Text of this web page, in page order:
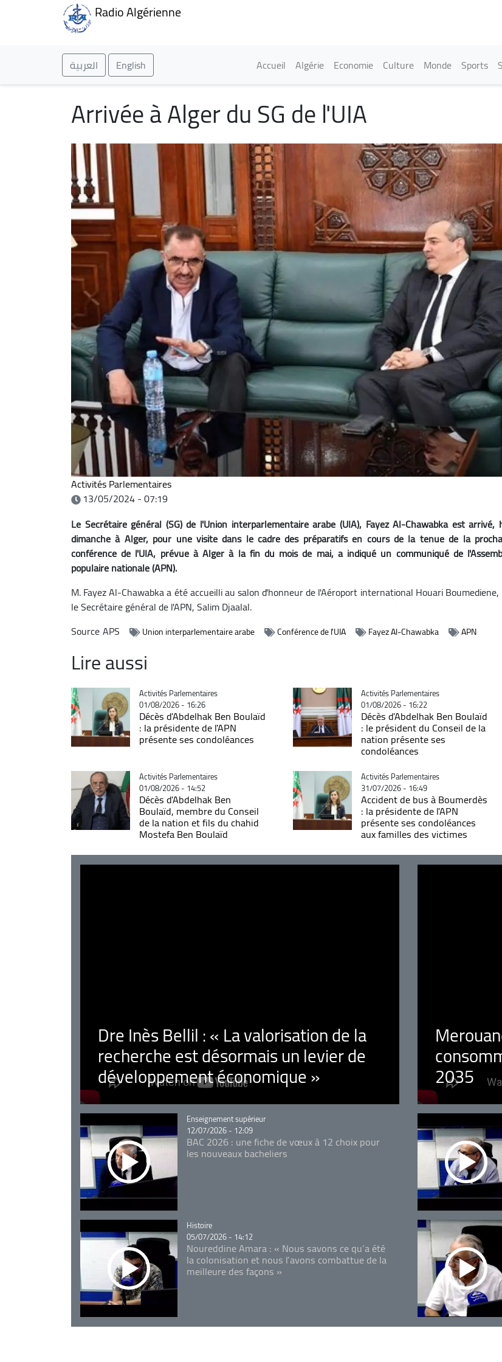
Radio Algérienne
العربية English Main navigation
Accueil Algérie Economie Culture Monde Sports
Arrivée à Alger du SG de l'UIA
Activités Parlementaires
13/05/2024 - 07:19
Le Secrétaire général (SG) de l'Union interparlementaire arabe (UIA), Fayez Al-Chawabka est arrivé,
dimanche à Alger, pour une visite dans le cadre des préparatifs en cours de la tenue de la
conférence de l'UIA, prévue à Alger à la fin du mois de mai, a indiqué un communiqué de
populaire nationale (APN).
M. Fayez Al-Chawabka a été accueilli au salon d'honneur de l'Aéroport international Houari
le Secrétaire général de l'APN, Salim Djaalal.
SourceAPS Union interparlementaire arabe Conférence de l'UIA Fayez Al-Chawabka APN
Lire aussi
Catégorie
Activités Parlementaires
01/08/2026 - 16:26
Décès d'Abdelhak Ben Boulaïd
: la présidente de l'APN
présente ses condoléances
Catégorie
Activités Parlementaires
01/08/2026 - 16:22
Décès d'Abdelhak Ben Boulaïd
: le président du Conseil de la
nation présente ses
condoléances
Catégorie
Activités Parlementaires
01/08/2026 - 14:52
Décès d'Abdelhak Ben
Boulaïd, membre du Conseil
de la nation et fils du chahid
Mostefa Ben Boulaïd
Catégorie
Activités Parlementaires
31/07/2026 - 16:49
Accident de bus à Boumerdès
: la présidente de l'APN
présente ses condoléances
aux familles des victimes
Dre Inès Bellil : « La valorisation de la
recherche est désormais un levier de
développement économique » 2035
Catégorie
Enseignement supérieur
12/07/2026 - 12:09
BAC 2026 : une fiche de vœux à 12 choix pour
les nouveaux bacheliers
Catégorie
Histoire
05/07/2026 - 14:12
Noureddine Amara : « Nous savons ce qu’a été
la colonisation et nous l’avons combattue de la
meilleure des façons »